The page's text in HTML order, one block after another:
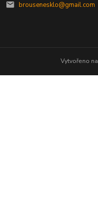
brousenesklo@gmail.com
Vytvořeno na